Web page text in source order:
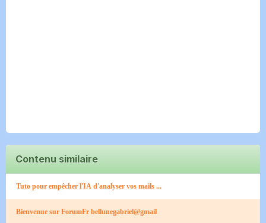
Contenu similaire
Tuto pour empêcher l'IA d'analyser vos mails ...
Bienvenue sur ForumFr bellunegabriel@gmail